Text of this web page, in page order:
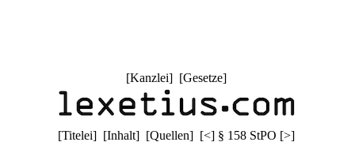
[Kanzlei] [Gesetze]
[Titelei] [Inhalt] [Quellen] [<] § 158 StPO [>]